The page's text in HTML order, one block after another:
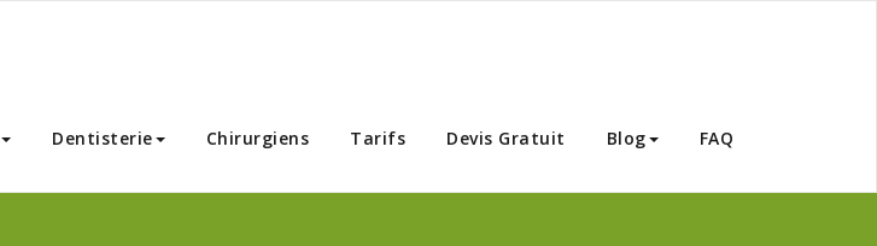
Dentisterie Chirurgiens Tarifs Devis Gratuit Blog FAQ